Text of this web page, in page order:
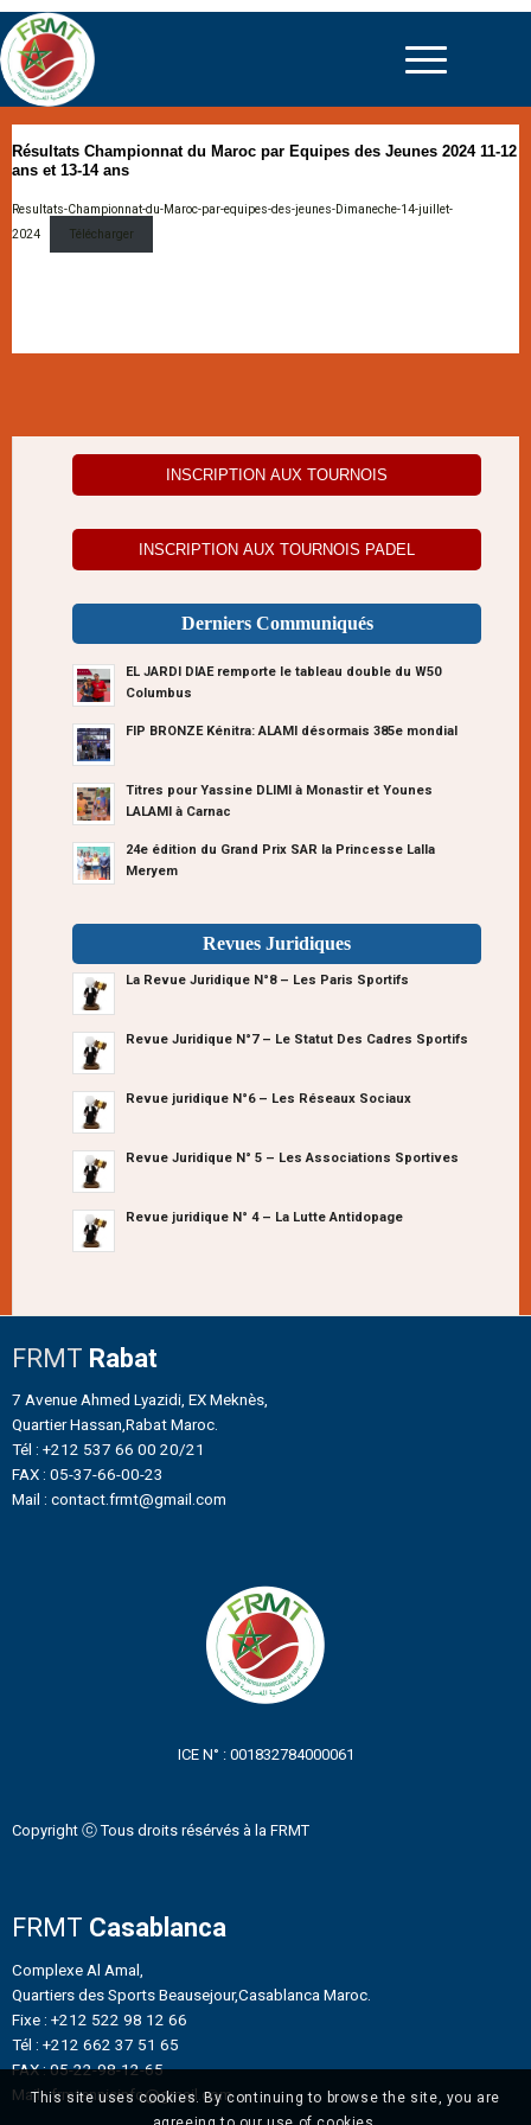
Résultats Championnat du Maroc par Equipes des Jeunes 2024 11-12
ans et 13-14 ans
Resultats-Championnat-du-Maroc-par-equipes-des-jeunes-Dimaneche-14-juillet-
2024
Télécharger
INSCRIPTION AUX TOURNOIS
INSCRIPTION AUX TOURNOIS PADEL
Derniers Communiqués
EL JARDI DIAE remporte le tableau double du W50
Columbus
FIP BRONZE Kénitra: ALAMI désormais 385e mondial
Titres pour Yassine DLIMI à Monastir et Younes
LALAMI à Carnac
24e édition du Grand Prix SAR la Princesse Lalla
Meryem
Revues Juridiques
La Revue Juridique N°8 – Les Paris Sportifs
Revue Juridique N°7 – Le Statut Des Cadres Sportifs
Revue juridique N°6 – Les Réseaux Sociaux
Revue Juridique N° 5 – Les Associations Sportives
Revue juridique N° 4 – La Lutte Antidopage
FRMT Rabat
7 Avenue Ahmed Lyazidi, EX Meknès,
Quartier Hassan,Rabat Maroc.
Tél : +212 537 66 00 20/21
FAX : 05-37-66-00-23
Mail : contact.frmt@gmail.com
ICE N° : 001832784000061
Copyright ⓒ Tous droits résérvés à la FRMT
FRMT Casablanca
Complexe Al Amal,
Quartiers des Sports Beausejour,Casablanca Maroc.
Fixe : +212 522 98 12 66
Tél : +212 662 37 51 65
FAX : 05-22-98-12-65
Mail : frmtennisinfo@gmail.com
This site uses cookies. By continuing to browse the site, you are